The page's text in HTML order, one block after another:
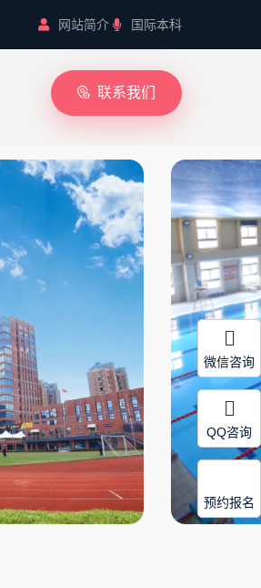
网站简介 国际本科
联系我们
微信咨询
QQ咨询
预约报名